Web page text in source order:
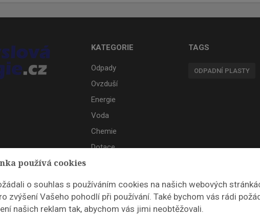
používá cookies
o souhlas s používáním cookies na našich webových
zvýšení Vašeho pohodlí při používání. Také bychom vás rádi
našich reklam tak, abychom vás jimi neobtěžovali.
KATEGORIE
Odpady
Ovzduší
Energie
Voda
Chemie
Dotace
TAGS
ODPADNÍ PLASTY